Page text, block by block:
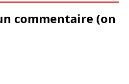
commentaire (on